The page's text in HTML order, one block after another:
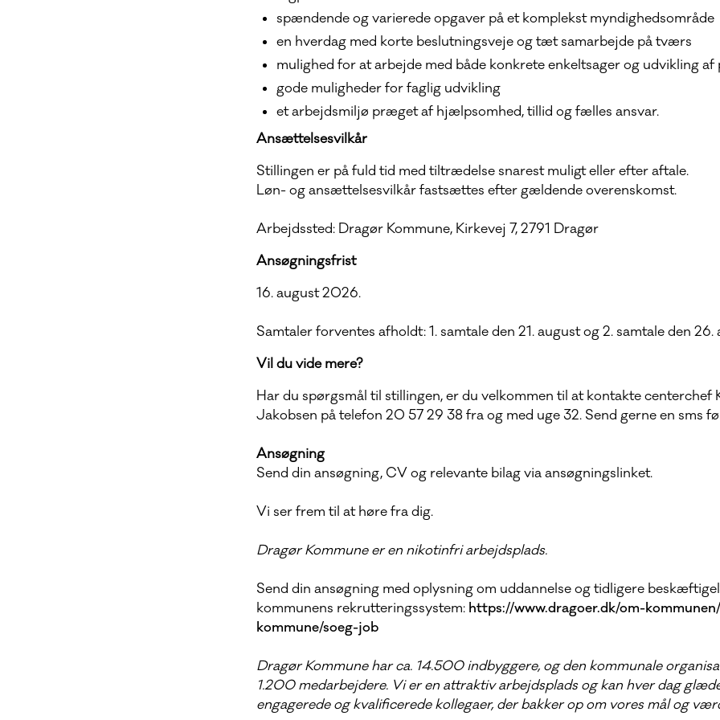
spændende og varierede opgaver på et komplekst myndighedsområde
en hverdag med korte beslutningsveje og tæt samarbejde på tværs
mulighed for at arbejde med både konkrete enkeltsager og udvikling af
gode muligheder for faglig udvikling
et arbejdsmiljø præget af hjælpsomhed, tillid og fælles ansvar.
Ansættelsesvilkår
Stillingen er på fuld tid med tiltrædelse snarest muligt eller efter aftale.
Løn- og ansættelsesvilkår fastsættes efter gældende overenskomst.
Arbejdssted: Dragør Kommune, Kirkevej 7, 2791 Dragør
Ansøgningsfrist
16. august 2026.
Samtaler forventes afholdt: 1. samtale den 21. august og 2. samtale den 26.
Vil du vide mere?
Har du spørgsmål til stillingen, er du velkommen til at kontakte centerchef
Jakobsen på telefon 20 57 29 38 fra og med uge 32. Send gerne en sms
Ansøgning
Send din ansøgning, CV og relevante bilag via ansøgningslinket.
Vi ser frem til at høre fra dig.
Dragør Kommune er en nikotinfri arbejdsplads.
Send din ansøgning med oplysning om uddannelse og tidligere
kommunens rekrutteringssystem: https://www.dragoer.dk/om-
kommune/soeg-job
Dragør Kommune har ca. 14.500 indbyggere, og den kommunale
1.200 medarbejdere. Vi er en attraktiv arbejdsplads og kan hver dag
engagerede og kvalificerede kollegaer, der bakker op om vores mål og